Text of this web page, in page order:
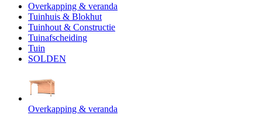
Overkapping & veranda
Tuinhuis & Blokhut
Tuinhout & Constructie
Tuinafscheiding
Tuin
SOLDEN
Overkapping & veranda